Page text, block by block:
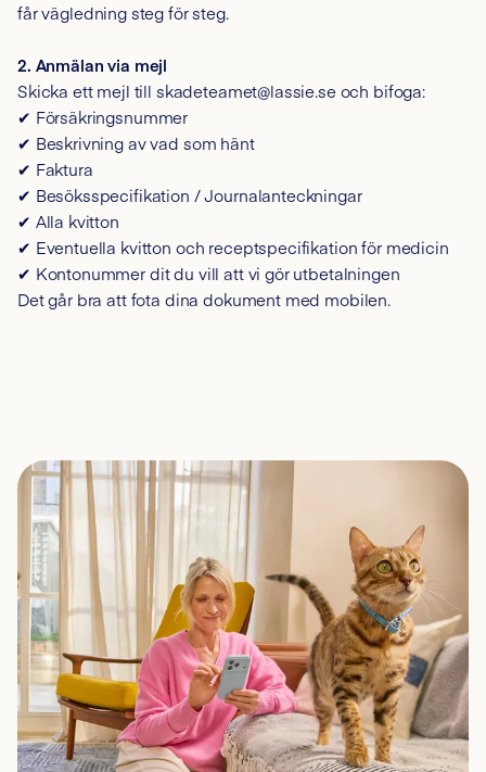
får vägledning steg för steg.
2. Anmälan via mejl
Skicka ett mejl till skadeteamet@lassie.se och bifoga:
✔ Försäkringsnummer
✔ Beskrivning av vad som hänt
✔ Faktura
✔ Besöksspecifikation / Journalanteckningar
✔ Alla kvitton
✔ Eventuella kvitton och receptspecifikation för medicin
✔ Kontonummer dit du vill att vi gör utbetalningen
Det går bra att fota dina dokument med mobilen.